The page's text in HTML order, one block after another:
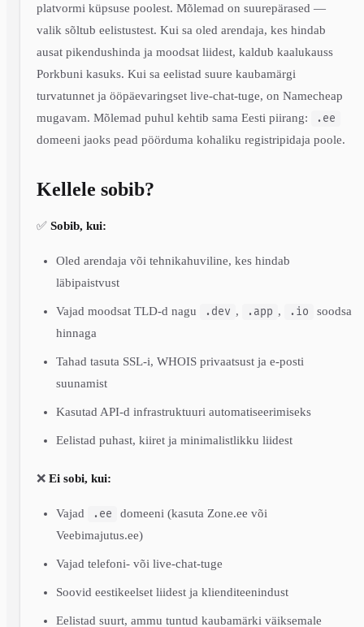
platvormi küpsuse poolest. Mõlemad on suurepärased —
valik sõltub eelistustest. Kui sa oled arendaja, kes hindab
ausat pikendushinda ja moodsat liidest, kaldub kaalukauss
Porkbuni kasuks. Kui sa eelistad suure kaubamärgi
turvatunnet ja ööpäevaringset live-chat-tuge, on Namecheap
mugavam. Mõlemad puhul kehtib sama Eesti piirang:
.ee
domeeni jaoks pead pöörduma kohaliku registripidaja poole.
Kellele sobib?
✅ Sobib, kui:
Oled arendaja või tehnikahuviline, kes hindab
läbipaistvust
Vajad moodsat TLD-d nagu .dev , .app , .io
soodsa
hinnaga
Tahad tasuta SSL-i, WHOIS privaatsust ja e-posti
suunamist
Kasutad API-d infrastruktuuri automatiseerimiseks
Eelistad puhast, kiiret ja minimalistlikku liidest
❌ Ei sobi, kui:
Vajad .ee
domeeni (kasuta Zone.ee või
Veebimajutus.ee)
Vajad telefoni- või live-chat-tuge
Soovid eestikeelset liidest ja klienditeenindust
Eelistad suurt, ammu tuntud kaubamärki väiksemale